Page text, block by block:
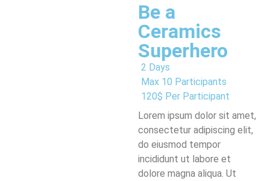
Be a
Ceramics
Superhero
2 Days
Max 10 Participants
120$ Per Participant
Lorem ipsum dolor sit amet,
consectetur adipiscing elit,
do eiusmod tempor
incididunt ut labore et
dolore magna aliqua. Ut